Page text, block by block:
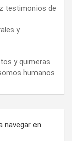
testimonios de
y
y quimeras
humanos
navegar en